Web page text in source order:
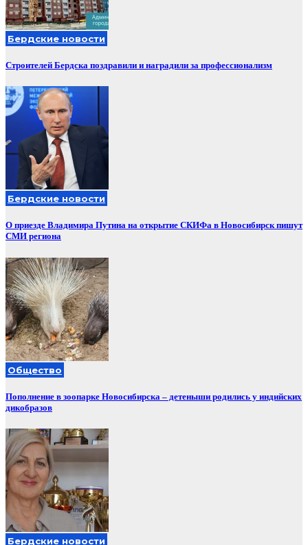
Бердские новости
Строителей Бердска поздравили и наградили за профессионализм
Бердские новости
О приезде Владимира Путина на открытие СКИФа в Новосибирск пишут
СМИ региона
Общество
Пополнение в зоопарке Новосибирска – детеныши родились у индийских
дикобразов
Бердские новости